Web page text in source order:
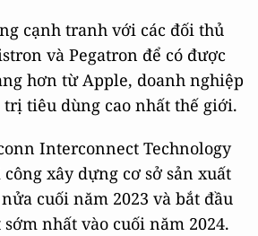
cạnh tranh với các đối thủ
và Pegatron để có được
hơn từ Apple, doanh nghiệp
trị tiêu dùng cao nhất thế giới.
Interconnect Technology
xây dựng cơ sở sản xuất
cuối năm 2023 và bắt đầu
nhất vào cuối năm 2024.